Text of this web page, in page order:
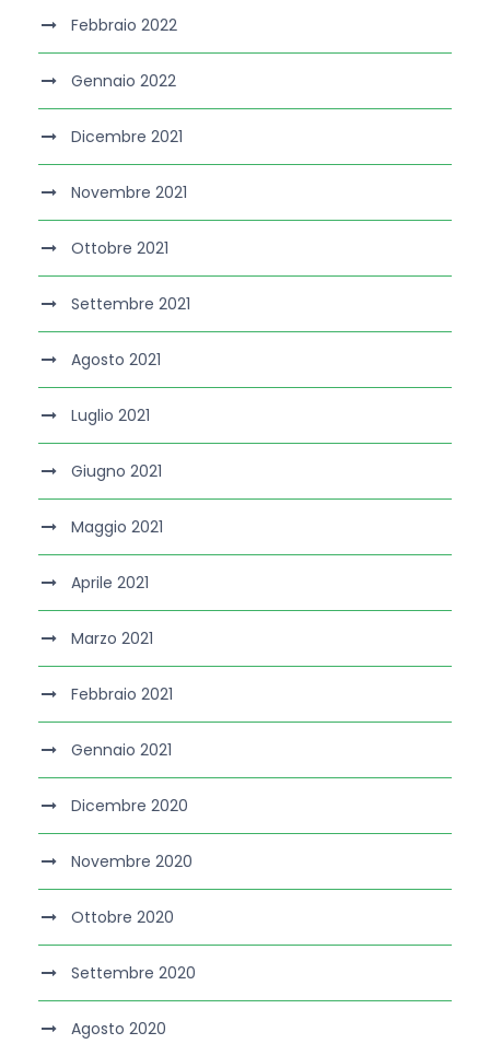
Febbraio 2022
Gennaio 2022
Dicembre 2021
Novembre 2021
Ottobre 2021
Settembre 2021
Agosto 2021
Luglio 2021
Giugno 2021
Maggio 2021
Aprile 2021
Marzo 2021
Febbraio 2021
Gennaio 2021
Dicembre 2020
Novembre 2020
Ottobre 2020
Settembre 2020
Agosto 2020